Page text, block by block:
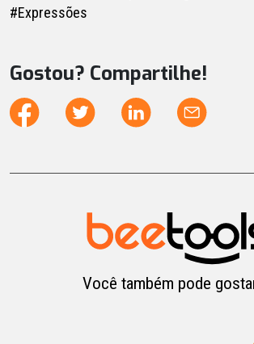
#Expressões
Gostou? Compartilhe!
Você também pode